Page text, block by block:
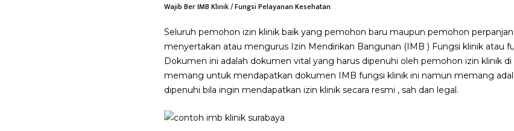
Wajib Ber IMB Klinik / Fungsi Pelayanan Kesehatan
Seluruh pemohon izin klinik baik yang pemohon baru maupun pemohon
menyertakan atau mengurus Izin Mendirikan Bangunan (IMB ) Fungsi klinik atau
Dokumen ini adalah dokumen vital yang harus dipenuhi oleh pemohon izin klinik di
memang untuk mendapatkan dokumen IMB fungsi klinik ini namun memang
dipenuhi bila ingin mendapatkan izin klinik secara resmi , sah dan legal.